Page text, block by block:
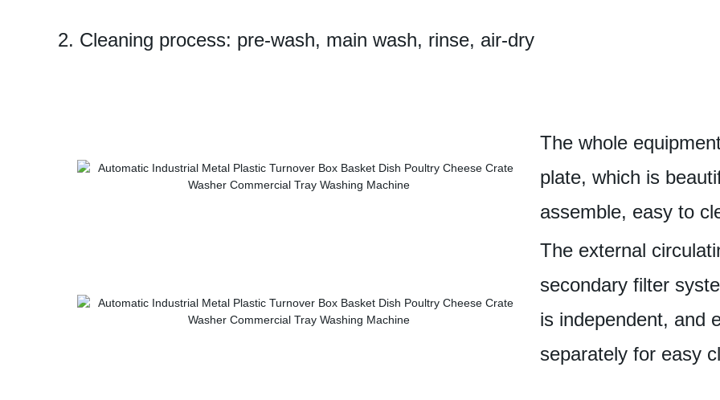
2. Cleaning process: pre-wash, main wash, rinse, air-dry
The whole
plate, which is
assemble, easy to
The external
secondary filter
is independent, and
separately for easy